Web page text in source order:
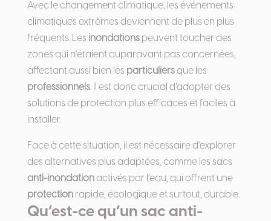
Avec le changement climatique, les événements
climatiques extrêmes deviennent de plus en plus
fréquents. Les inondationspeuvent toucher des
zones qui n’étaient auparavant pas concernées,
affectant aussi bien les particuliersque les
professionnels. Il est donc crucial d’adopter des
solutions de protection plus efficaces et faciles à
installer.
Face à cette situation, il est nécessaire d’explorer
des alternatives plus adaptées, comme les sacs
anti-inondationactivés par l’eau, qui offrent une
protectionrapide, écologique et surtout, durable.
Qu’est-ce qu’un sac anti-